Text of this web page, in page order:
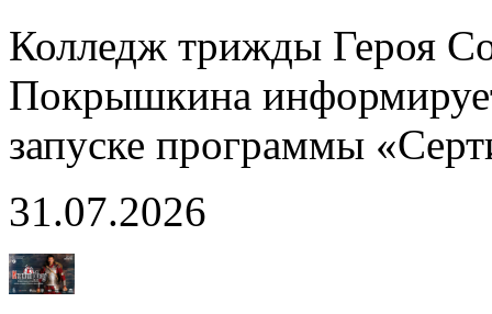
Колледж трижды Героя
Покрышкина
запуске программы
31.07.2026